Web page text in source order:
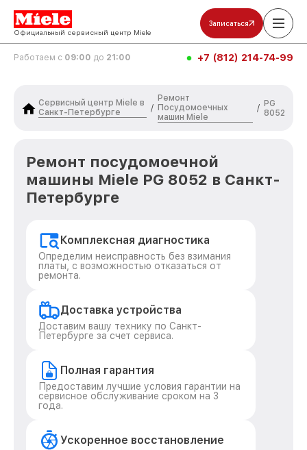
Официальный сервисный центр Miele
Записаться
Работаем с 09:00 до 21:00 +7 (812) 214-74-99
Сервисный центр Miele в
Санкт-Петербурге
/
Ремонт
Посудомоечных
машин Miele
/ PG
8052
Ремонт посудомоечной
машины Miele PG 8052 в Санкт-
Петербурге
Комплексная диагностика
Определим неисправность без взимания
платы, с возможностью отказаться от
ремонта.
Доставка устройства
Доставим вашу технику по Санкт-
Петербурге за счет сервиса.
Полная гарантия
Предоставим лучшие условия гарантии на
сервисное обслуживание сроком на 3
года.
Ускоренное восстановление